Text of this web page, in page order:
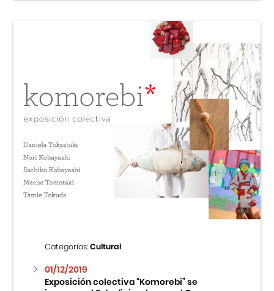
Categorías:Cultural
01/12/2019
Exposición colectiva “Komorebi” se